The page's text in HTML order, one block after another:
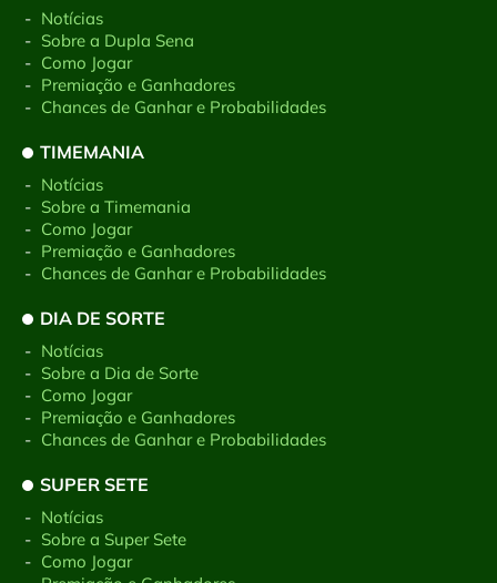
- Notícias
- Sobre a Dupla Sena
- Como Jogar
- Premiação e Ganhadores
- Chances de Ganhar e Probabilidades
TIMEMANIA
- Notícias
- Sobre a Timemania
- Como Jogar
- Premiação e Ganhadores
- Chances de Ganhar e Probabilidades
DIA DE SORTE
- Notícias
- Sobre a Dia de Sorte
- Como Jogar
- Premiação e Ganhadores
- Chances de Ganhar e Probabilidades
SUPER SETE
- Notícias
- Sobre a Super Sete
- Como Jogar